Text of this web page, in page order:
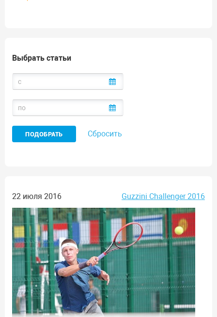
Выбрать статьи
Сбросить
22 июля 2016 Guzzini Challenger 2016